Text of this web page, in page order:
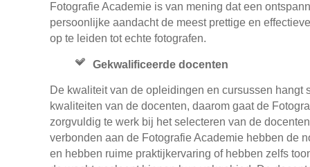
Fotografie Academie is van mening dat een
persoonlijke aandacht de meest prettige en
op te leiden tot echte fotografen.
Gekwalificeerde docenten
De kwaliteit van de opleidingen en cursussen hangt
kwaliteiten van de docenten, daarom gaat de
zorgvuldig te werk bij het selecteren van de
verbonden aan de Fotografie Academie hebben de
en hebben ruime praktijkervaring of hebben zelfs